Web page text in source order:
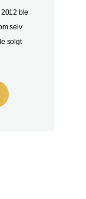
ble
selv
solgt